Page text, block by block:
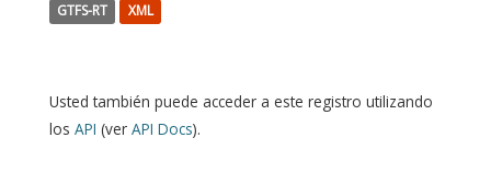
GTFS-RT XML
Usted también puede acceder a este registro utilizando
los API (ver API Docs).